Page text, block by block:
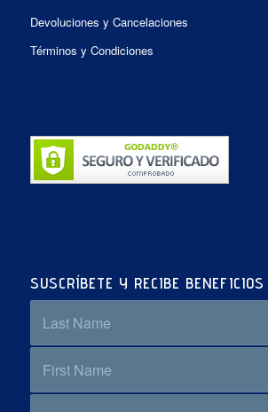
Devoluciones y Cancelaciones
Términos y Condiciones
SUSCRÍBETE Y RECIBE BENEFICIOS